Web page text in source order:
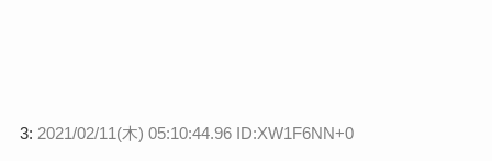
3: 2021/02/11(木) 05:10:44.96 ID:XW1F6NN+0